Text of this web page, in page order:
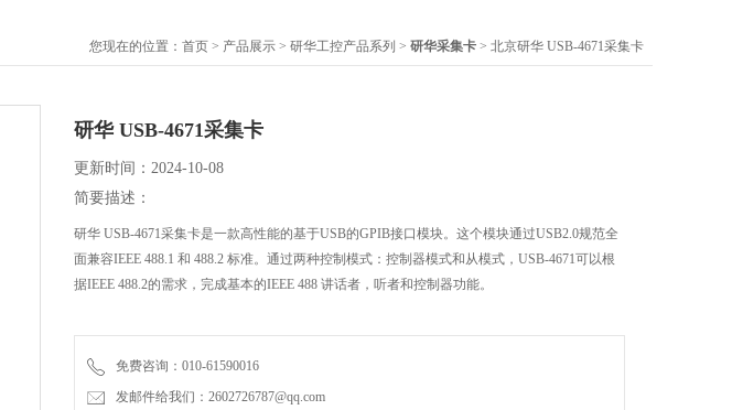
您现在的位置： 首页 > 产品展示 > 研华工控产品系列 > 研华采集卡 > 北京研华 USB-4671采集卡
研华 USB-4671采集卡
更新时间：2024-10-08
简要描述：
研华 USB-4671采集卡是一款高性能的基于USB的GPIB接口模块。这个模块通过USB2.0规范全
面兼容IEEE 488.1 和 488.2 标准。通过两种控制模式：控制器模式和从模式，USB-4671可以根
据IEEE 488.2的需求，完成基本的IEEE 488 讲话者，听者和控制器功能。
免费咨询：010-61590016
发邮件给我们：2602726787@qq.com